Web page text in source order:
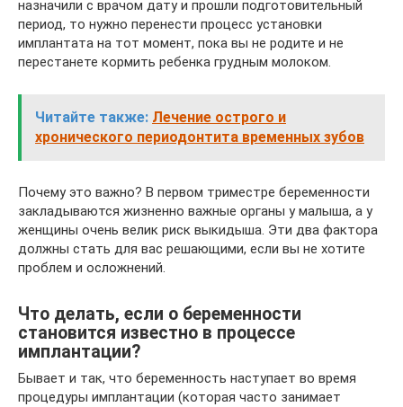
назначили с врачом дату и прошли подготовительный
период, то нужно перенести процесс установки
имплантата на тот момент, пока вы не родите и не
перестанете кормить ребенка грудным молоком.
Читайте также: Лечение острого и
хронического периодонтита временных зубов
Почему это важно? В первом триместре беременности
закладываются жизненно важные органы у малыша, а у
женщины очень велик риск выкидыша. Эти два фактора
должны стать для вас решающими, если вы не хотите
проблем и осложнений.
Что делать, если о беременности
становится известно в процессе
имплантации?
Бывает и так, что беременность наступает во время
процедуры имплантации (которая часто занимает